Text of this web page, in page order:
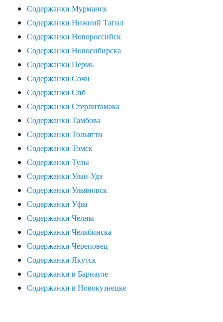
Содержанки Мурманск
Содержанки Нижний Тагил
Содержанки Новороссийск
Содержанки Новосибирска
Содержанки Пермь
Содержанки Сочи
Содержанки Спб
Содержанки Стерлитамака
Содержанки Тамбова
Содержанки Тольятти
Содержанки Томск
Содержанки Тулы
Содержанки Улан-Удэ
Содержанки Ульяновск
Содержанки Уфы
Содержанки Челны
Содержанки Челябинска
Содержанки Череповец
Содержанки Якутск
Содержанки в Барнауле
Содержанки в Новокузнецке